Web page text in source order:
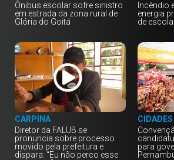
Ônibus escolar sofre sinistro
em estrada da zona rural de
Glória do Goitá
Incêndio
energia
de
CARPINA
Diretor da FALUB se
pronuncia sobre processo
movido pela prefeitura e
dispara: “Eu não perco esse
CIDADES
para